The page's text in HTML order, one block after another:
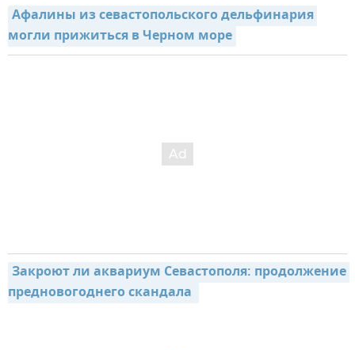
Афалины из севастопольского дельфинария
могли прижиться в Черном море
Закроют ли аквариум Севастополя: продолжение
предновогоднего скандала